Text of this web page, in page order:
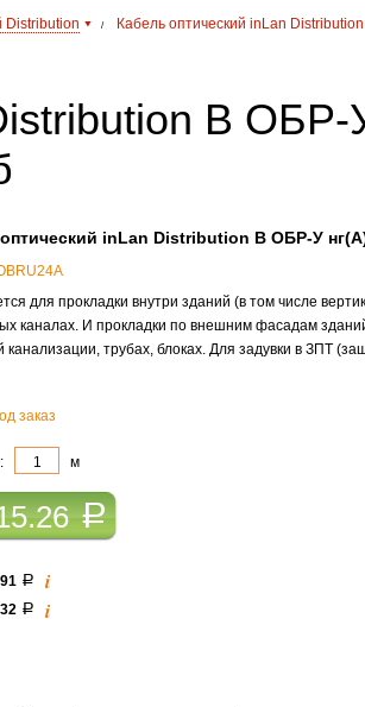
Distribution /
Кабель оптический inLan
B ОБР-
inLan Distribution B ОБР-У
для прокладки внутри зданий (в том числе
каналах. И прокладки по внешним фасадам
канализации, трубах, блоках. Для задувки в ЗПТ
заказ
м
a
a i
a i